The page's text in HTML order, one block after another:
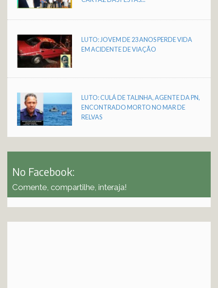
LUTO: JOVEM DE 23 ANOS PERDE VIDA
EM ACIDENTE DE VIAÇÃO
LUTO: CULÁ DE TALINHA, AGENTE DA PN,
ENCONTRADO MORTO NO MAR DE
RELVAS
No Facebook:
Comente, compartilhe, interaja!